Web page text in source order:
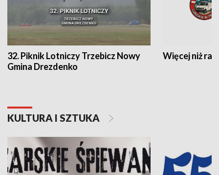
32. Piknik Lotniczy Trzebicz Nowy
Gmina Drezdenko
Więcej niż rajd
KULTURA I SZTUKA